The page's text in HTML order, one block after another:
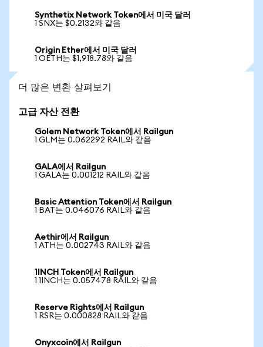
Synthetix Network Token에서 미국 달러
1 SNX는 $0.2132와 같음
Origin Ether에서 미국 달러
1 OETH는 $1,918.78와 같음
더 많은 변환 살펴보기
고급 자산 전환
Golem Network Token에서 Railgun
1 GLM는 0.062292 RAIL와 같음
GALA에서 Railgun
1 GALA는 0.001212 RAIL와 같음
Basic Attention Token에서 Railgun
1 BAT는 0.046076 RAIL와 같음
Aethir에서 Railgun
1 ATH는 0.002743 RAIL와 같음
1INCH Token에서 Railgun
1 1INCH는 0.057478 RAIL와 같음
Reserve Rights에서 Railgun
1 RSR는 0.000828 RAIL와 같음
Onyxcoin에서 Railgun